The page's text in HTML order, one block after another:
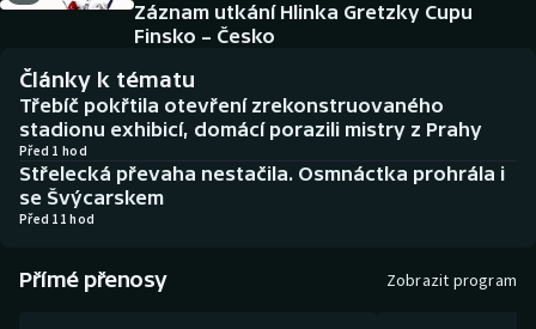
Baseball a softbal
Basketbal
Biatlon
Boby a skeleton
Soutěže
Historické návraty
Aplikace ČT sport
AZ kvíz
Záznam utkání Hlinka Gretzky Cupu
Finsko – Česko
Články k tématu
Třebíč pokřtila otevření zrekonstruovaného
stadionu exhibicí, domácí porazili mistry z Prahy
Před 1 hod
Střelecká převaha nestačila. Osmnáctka prohrála i
se Švýcarskem
Před 11 hod
Přímé přenosy Zobrazit program